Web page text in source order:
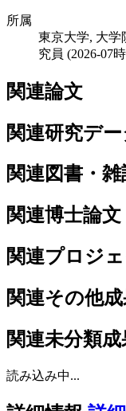
所属
東京大学, 大学
究員 (2026-07
関連論文
関連研究デー
関連図書・雑
関連博士論文
関連プロジ
関連その他
関連未分類
読み込み中...